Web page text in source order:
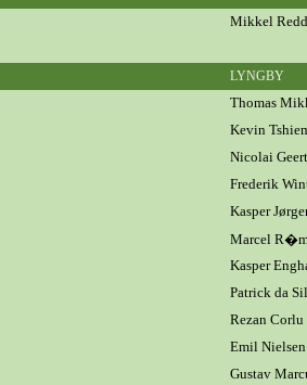
Mikkel
LYNGBY
Thomas
Kevin
Nicolai
Frederik
Kasper
Marcel
Kasper
Patrick da
Rezan Corlu
Emil Nielsen
Gustav